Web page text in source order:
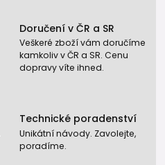
Doručení v ČR a SR
Veškeré zboží vám doručíme
kamkoliv v ČR a SR. Cenu
dopravy víte ihned.
Technické poradenství
Unikátní návody. Zavolejte,
poradíme.